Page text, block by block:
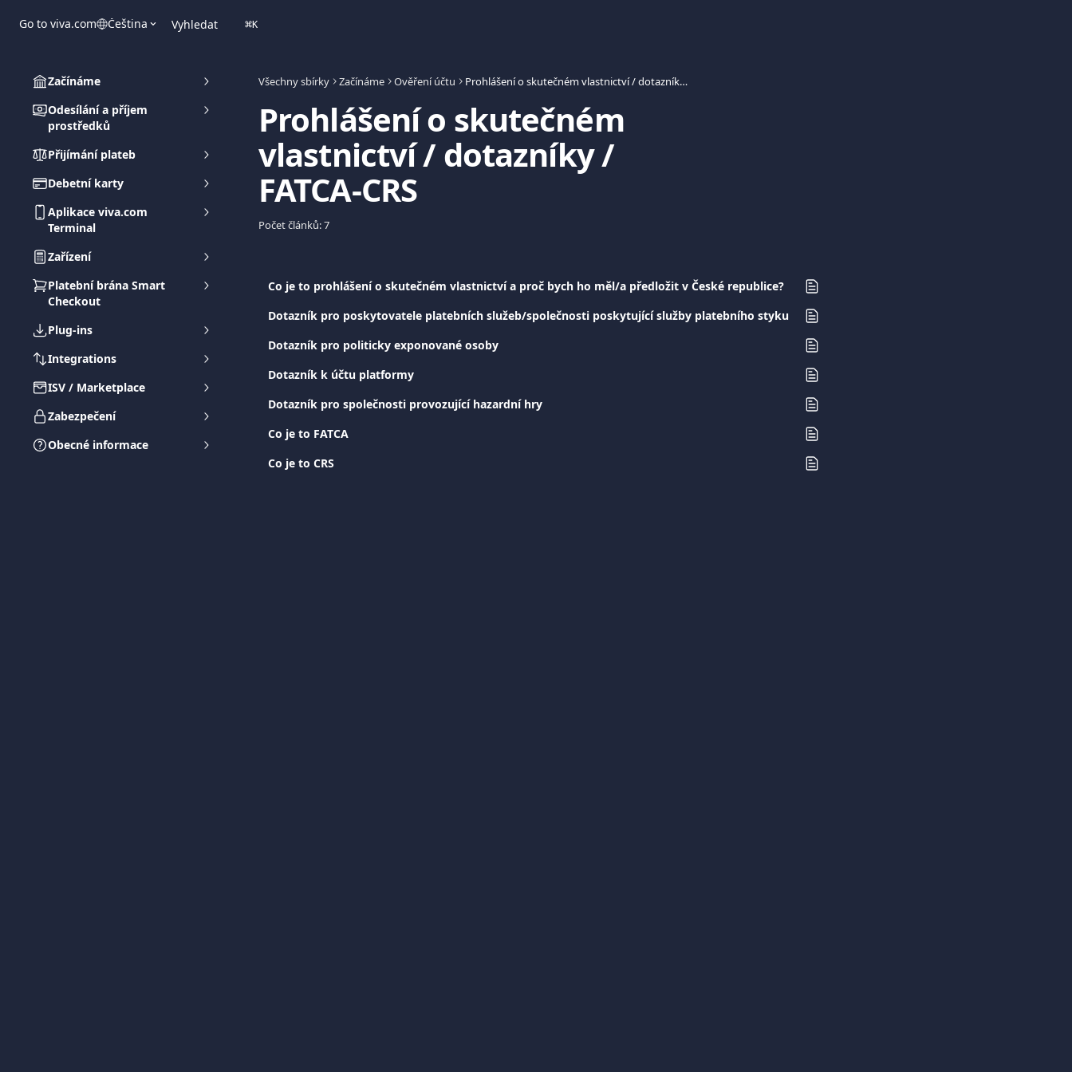
Go to viva.com Čeština Vyhledat ⌘K
Začínáme
Odesílání a příjem
prostředků
Přijímání plateb
Debetní karty
Aplikace viva.com
Terminal
Zařízení
Platební brána Smart
Checkout
Plug-ins
Integrations
ISV / Marketplace
Zabezpečení
Obecné informace
Všechny sbírky Začínáme Ověření účtu Prohlášení o skutečném vlastnictví / dotazníky / FATCA-CRS
Prohlášení o skutečném
vlastnictví / dotazníky /
FATCA-CRS
Počet článků: 7
Co je to prohlášení o skutečném vlastnictví a proč bych ho měl/a předložit v České republice?
Dotazník pro poskytovatele platebních služeb/společnosti poskytující služby platebního styku
Dotazník pro politicky exponované osoby
Dotazník k účtu platformy
Dotazník pro společnosti provozující hazardní hry
Co je to FATCA
Co je to CRS